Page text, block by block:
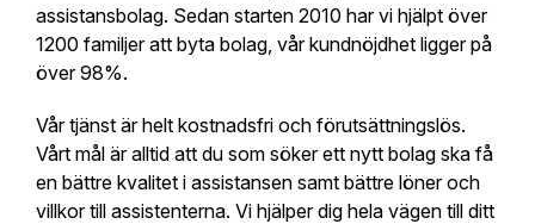
assistansbolag. Sedan starten 2010 har vi hjälpt över
1200 familjer att byta bolag, vår kundnöjdhet ligger på
över 98%.
Vår tjänst är helt kostnadsfri och förutsättningslös.
Vårt mål är alltid att du som söker ett nytt bolag ska få
en bättre kvalitet i assistansen samt bättre löner och
villkor till assistenterna. Vi hjälper dig hela vägen till ditt